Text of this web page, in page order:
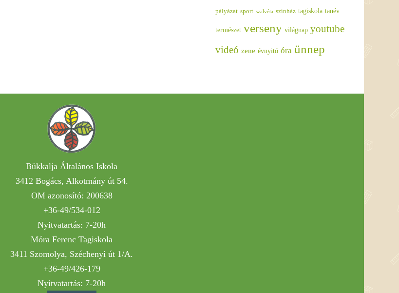
pályázat sport szalvéta színház tagiskola tanév
természet verseny világnap youtube
videó zene évnyitó óra ünnep
Bükkalja Általános Iskola
3412 Bogács, Alkotmány út 54.
OM azonosító: 200638
+36-49/534-012
Nyitvatartás: 7-20h
Móra Ferenc Tagiskola
3411 Szomolya, Széchenyi út 1/A.
+36-49/426-179
Nyitvatartás: 7-20h